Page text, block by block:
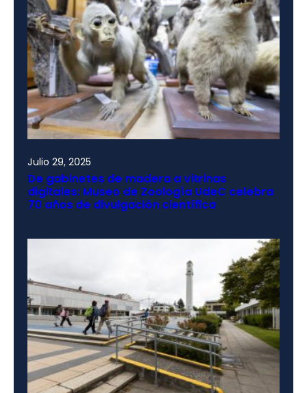
Julio 29, 2025
De gabinetes de madera a vitrinas
digitales: Museo de Zoología UdeC celebra
70 años de divulgación científica